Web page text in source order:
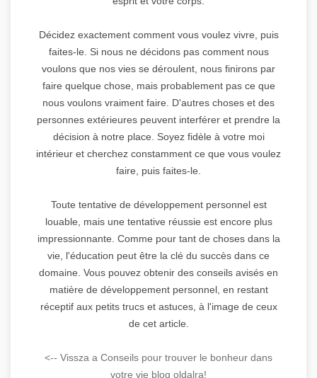
Décidez exactement comment vous voulez vivre, puis
faites-le. Si nous ne décidons pas comment nous
voulons que nos vies se déroulent, nous finirons par
faire quelque chose, mais probablement pas ce que
nous voulons vraiment faire. D'autres choses et des
personnes extérieures peuvent interférer et prendre la
décision à notre place. Soyez fidèle à votre moi
intérieur et cherchez constamment ce que vous voulez
faire, puis faites-le.
Toute tentative de développement personnel est
louable, mais une tentative réussie est encore plus
impressionnante. Comme pour tant de choses dans la
vie, l'éducation peut être la clé du succès dans ce
domaine. Vous pouvez obtenir des conseils avisés en
matière de développement personnel, en restant
réceptif aux petits trucs et astuces, à l'image de ceux
de cet article.
<-- Vissza a Conseils pour trouver le bonheur dans
votre vie blog oldalra!